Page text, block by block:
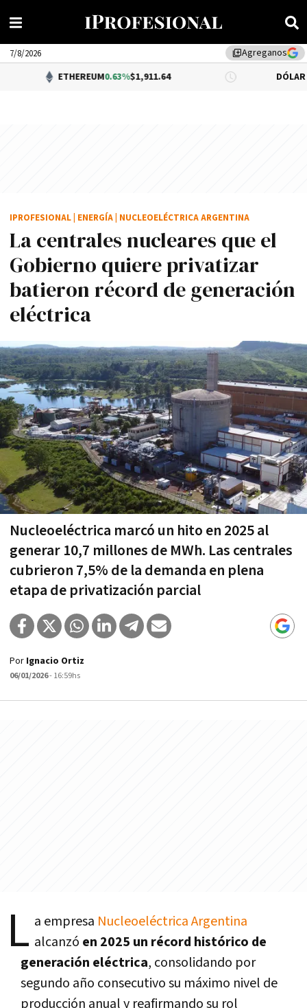
library_addAgreganos
7/8/2026
ETHEREUM0.63%$1,911.64 DÓLAR BNA
La centrales nucleares que el
Gobierno quiere privatizar
batieron récord de generación
eléctrica
Nucleoeléctrica marcó un hito en 2025 al
generar 10,7 millones de MWh. Las centrales
cubrieron 7,5% de la demanda en plena
etapa de privatización parcial
IPROFESIONAL ENERGÍA NUCLEOELÉCTRICA ARGENTINA
Por Ignacio Ortiz
06/01/2026- 16:59hs
L a empresa Nucleoeléctrica Argentina
alcanzó en 2025 un récord histórico de
generación eléctrica, consolidando por
segundo año consecutivo su máximo nivel de
producción anual y reafirmando su rol